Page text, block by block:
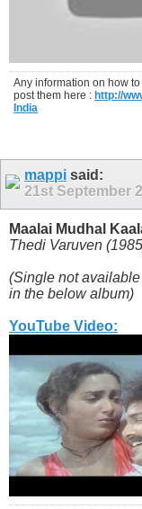
Any information on how
post them here : http://
India
mappi said:
21st September
Maalai Mudhal
Thedi Varuven
(Single not
in the below album)
YouTube Video: